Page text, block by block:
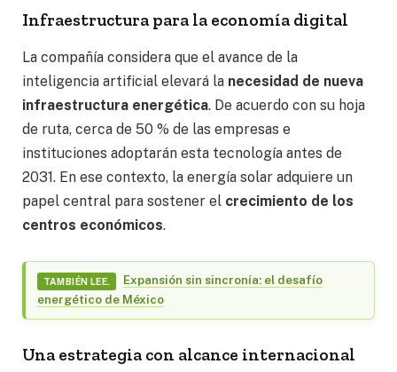
Infraestructura para la economía digital
La compañía considera que el avance de la
inteligencia artificial elevará la necesidad de nueva
infraestructura energética. De acuerdo con su hoja
de ruta, cerca de 50 % de las empresas e
instituciones adoptarán esta tecnología antes de
2031. En ese contexto, la energía solar adquiere un
papel central para sostener el crecimiento de los
centros económicos.
TAMBIÉN LEE.
Expansión sin sincronía: el desafío
energético de México
Una estrategia con alcance internacional